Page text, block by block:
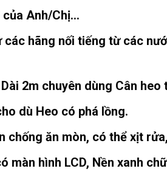
Anh/Chị…
hãng nối tiếng từ các
2m chuyên dùng Cân heo
dù Heo có phá lồng.
chống ăn mòn, có thể xịt
màn hình LCD, Nền xanh